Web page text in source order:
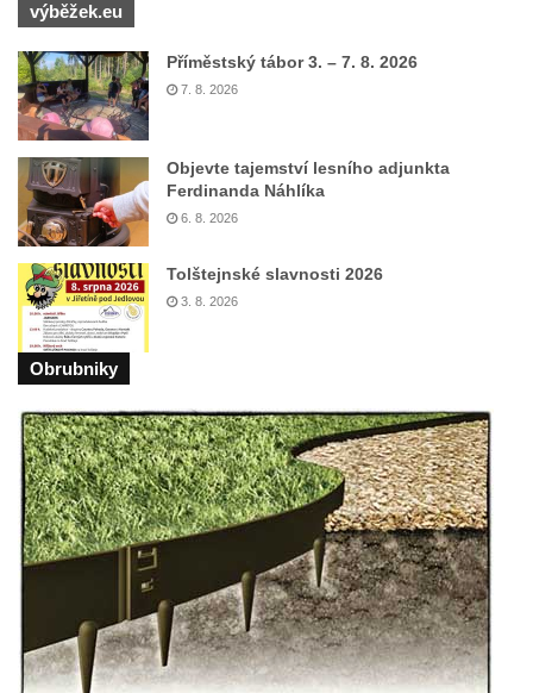
výběžek.eu
Příměstský tábor 3. – 7. 8. 2026
7. 8. 2026
Objevte tajemství lesního adjunkta
Ferdinanda Náhlíka
6. 8. 2026
Tolštejnské slavnosti 2026
3. 8. 2026
Obrubniky